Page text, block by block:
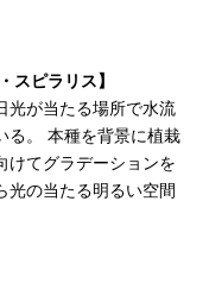
スピラリス】
光が当たる場所で水流
る。 本種を背景に植栽
けてグラデーションを
光の当たる明るい空間